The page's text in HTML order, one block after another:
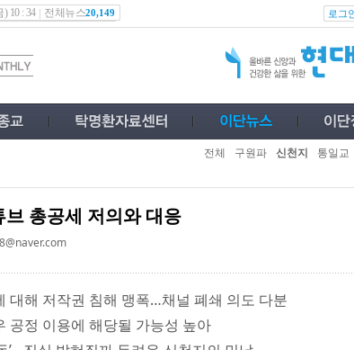
) 10 : 34 전체뉴스20,149 로그
전체 구원파 신천지 통일교
총공세 저의와 대응
대해 저작권 침해 맹폭…채널 폐쇄 의도 다분
공정 이용에 해당될 가능성 높아